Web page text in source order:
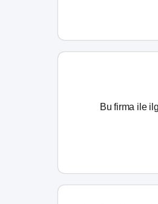
Bu firma ile